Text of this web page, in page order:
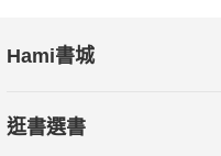
Hami書城
逛書選書